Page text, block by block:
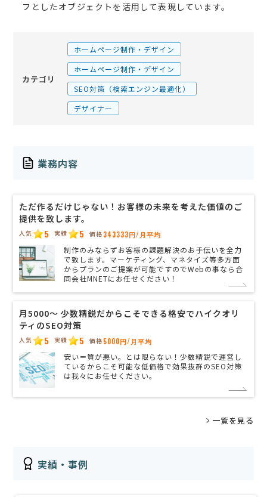
フとしたオブジェクトを活用して表現しています。
カテゴリ
ホームページ制作・デザイン
ホームページ制作・デザイン
SEO対策（検索エンジン最適化）
デザイナー
業務内容
ただ作るだけじゃない！お客様の未来を考えた価値のご
提供を致します。
人気 5 実績 5 価格 343333円/月平均
制作のみならずお客様の課題解決のお手伝いを全力
で致します。マーケティング、マネタイズ等多方面
からプランのご提案が可能ですのでWebの事なら合
同会社MNETにお任せください！
月5000〜 少数精鋭だからこそできる格安でハイクオリ
ティのSEO対策
人気 5 実績 5 価格 5000円/月平均
安い＝質が悪い。とは限らない！少数精鋭で運営し
ているからこそ可能な低価格で効果抜群のSEO対策
は我々にお任せください。
一覧を見る
実績・事例